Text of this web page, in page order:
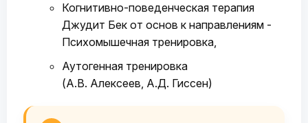
Когнитивно-поведенческая терапия
Джудит Бек от основ к направлениям -
Психомышечная тренировка,
Аутогенная тренировка
(А.В. Алексеев, А.Д. Гиссен)